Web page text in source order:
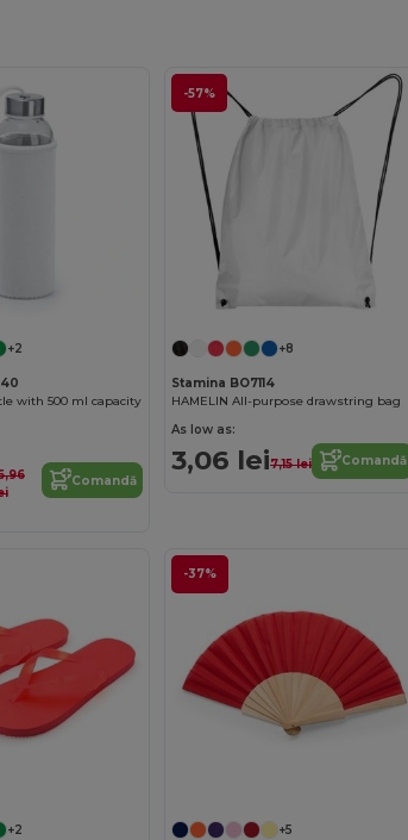
+2
with 500 ml capacity
Comandă
-57%
+8
Stamina BO7114
HAMELIN All-purpose drawstring bag
As low as:
3,06 lei7,15 lei Comandă
+2
-37%
+5